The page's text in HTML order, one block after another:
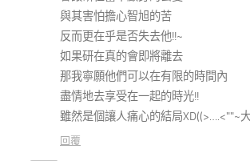
與其害怕擔心智旭的苦
反而更在乎是否失去他!!~
如果研在真的會即將離去
那我寧願他們可以在有限的時間內
盡情地去享受在一起的時光!!
雖然是個讓人痛心的結局XD((>….<""~
回覆